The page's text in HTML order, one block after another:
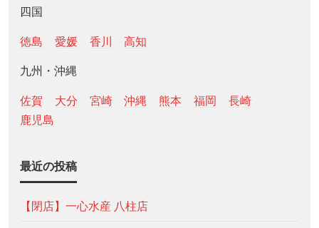
四国
徳島 愛媛 香川 高知
九州・沖縄
佐賀 大分 宮崎 沖縄 熊本 福岡
長崎
鹿児島
最近の投稿
【閉店】一心水産 八柱店